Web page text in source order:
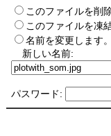
このファイルを削
このファイルを凍
名前を変更します
新しい名前:
パスワード: